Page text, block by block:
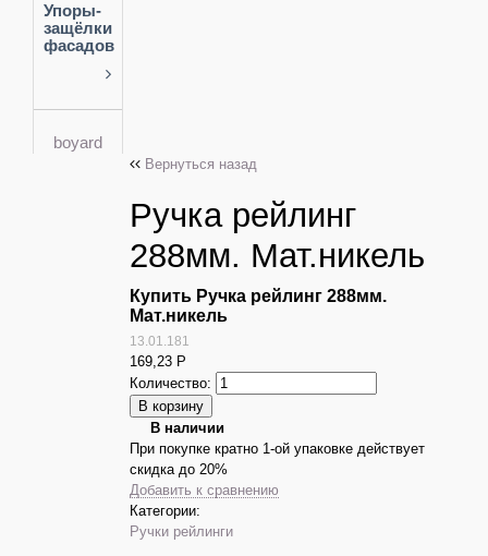
Упоры-
защёлки
фасадов
boyard
Вернуться назад
Ручка рейлинг
288мм. Мат.никель
Купить Ручка рейлинг 288мм.
Мат.никель
13.01.181
169,23 Р
Количество:
В наличии
При покупке кратно 1-ой упаковке действует
скидка до 20%
Добавить к сравнению
Категории:
Ручки рейлинги